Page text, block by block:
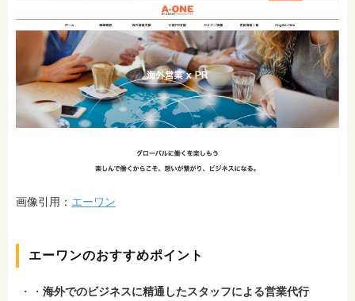
画像引用： エーワン
エーワンのおすすめポイント
・ 海外でのビジネスに精通したスタッフによる営業代行